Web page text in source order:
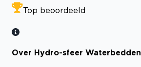
Top beoordeeld
Over Hydro-sfeer Waterbedden